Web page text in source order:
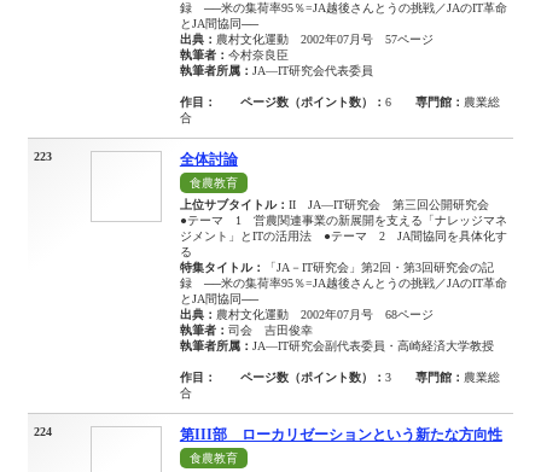
録 ──米の集荷率95％=JA越後さんとうの挑戦／JAのIT革命
とJA間協同──
出典： 農村文化運動 2002年07月号 57ページ
執筆者： 今村奈良臣
執筆者所属： JA―IT研究会代表委員
作目： ページ数（ポイント数）： 6 専門館： 農業総
合
223 全体討論
食農教育
上位サブタイトル： II JA―IT研究会 第三回公開研究会
●テーマ 1 営農関連事業の新展開を支える「ナレッジマネ
ジメント」とITの活用法 ●テーマ 2 JA間協同を具体化す
る
特集タイトル：
「JA－IT研究会」第2回・第3回研究会の記
録 ──米の集荷率95％=JA越後さんとうの挑戦／JAのIT革命
とJA間協同──
出典： 農村文化運動 2002年07月号 68ページ
執筆者： 司会 吉田俊幸
執筆者所属： JA―IT研究会副代表委員・高崎経済大学教授
作目： ページ数（ポイント数）： 3 専門館： 農業総
合
224 第III部 ローカリゼーションという新たな方向性
食農教育